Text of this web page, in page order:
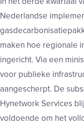
Nederlandse
maken hoe regionale
ingericht. Via een
voor publieke
aangescherpt. De
Hynetwork Services
voldoende om het